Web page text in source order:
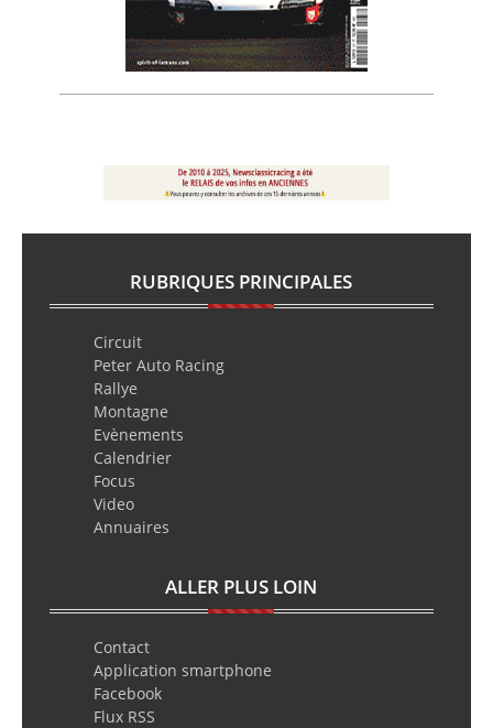
RUBRIQUES PRINCIPALES
Circuit
Peter Auto Racing
Rallye
Montagne
Evènements
Calendrier
Focus
Video
Annuaires
ALLER PLUS LOIN
Contact
Application smartphone
Facebook
Flux RSS